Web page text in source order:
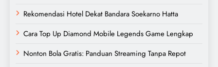
Rekomendasi Hotel Dekat Bandara Soekarno Hatta
Cara Top Up Diamond Mobile Legends Game Lengkap
Nonton Bola Gratis: Panduan Streaming Tanpa Repot